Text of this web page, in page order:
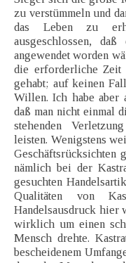
zu verstümmeln und
das Leben zu
ausgeschlossen,
angewendet worden
die erforderliche Zeit
gehabt; auf keinen
Willen. Ich habe aber
daß man nicht einmal
stehenden
leisten. Wenigstens
Geschäftsrücksichten
nämlich bei der
gesuchten
Qualitäten von
Handelsausdruck hier
wirklich um einen
Mensch drehte.
bescheidenem